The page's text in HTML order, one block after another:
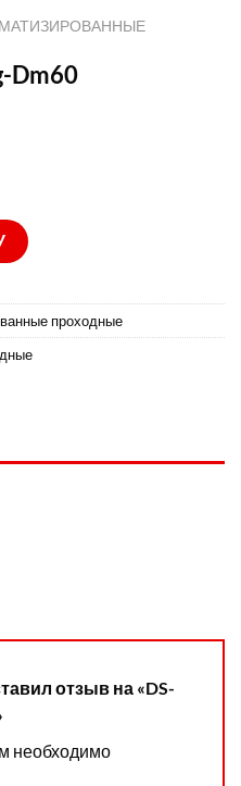
Dm60
120/Pg-Dm60
проходные
отзыв на «DS-
необходимо